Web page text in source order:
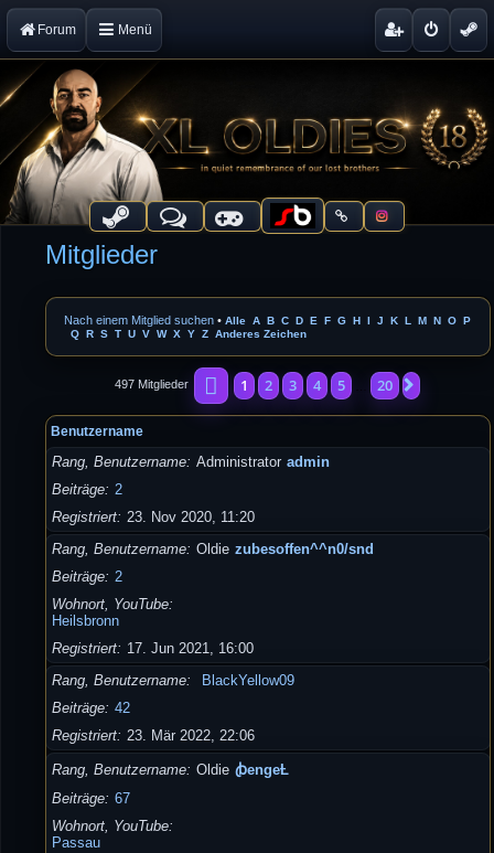
Forum Menü
Mitglieder
Nach einem Mitglied suchen •Alle A B C D E F G H I J K L M N O P
Q R S T U V W X Y Z Anderes Zeichen
497 Mitglieder Seite1von20
1 2 3 4 5 20
Benutzername
Rang, Benutzername Administrator admin
Beiträge 2
Registriert 23. Nov 2020, 11:20
Rang, Benutzername Oldie zubesoffen^^n0/snd
Beiträge 2
Wohnort, YouTube
Heilsbronn
Registriert
17. Jun 2021, 16:00
Rang, Benutzername
BlackYellow09
Beiträge 42
Registriert 23. Mär 2022, 22:06
Rang, Benutzername Oldie ꞗengeȽ
Beiträge 67
Wohnort, YouTube
Passau